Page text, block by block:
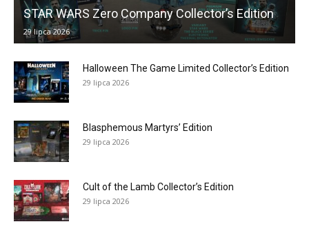
STAR WARS Zero Company Collector’s Edition
29 lipca 2026
Halloween The Game Limited Collector’s Edition
29 lipca 2026
Blasphemous Martyrs’ Edition
29 lipca 2026
Cult of the Lamb Collector’s Edition
29 lipca 2026